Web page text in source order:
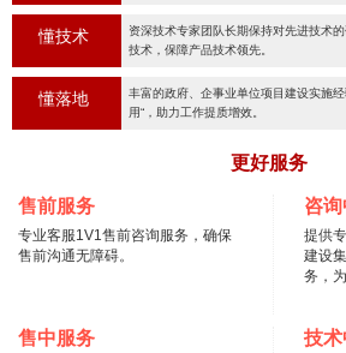
懂技术
资深技术专家团队长期保持对先进技术
技术，保障产品技术领先。
懂落地
丰富的政府、企事业单位项目建设实施
用“，助力工作提质增效。
更好服务
售前服务
专业客服1V1售前咨询服务，确保
售前沟通无障碍。
咨
提供
建设
务，
售中服务 技